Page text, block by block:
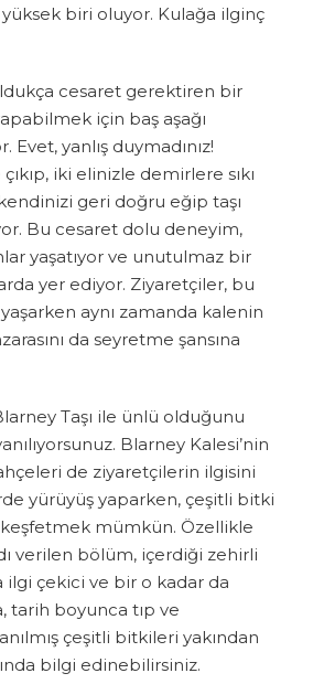
biri oluyor. Kulağa ilginç
cesaret gerektiren bir
için baş aşağı
yanlış duymadınız!
iki elinizle demirlere sıkı
geri doğru eğip taşı
Bu cesaret dolu deneyim,
yaşatıyor ve unutulmaz bir
yer ediyor. Ziyaretçiler, bu
yaşarken aynı zamanda kalenin
da seyretme şansına
Taşı ile ünlü olduğunu
Blarney Kalesi’nin
de ziyaretçilerin ilgisini
yürüyüş yaparken, çeşitli bitki
mümkün. Özellikle
verilen bölüm, içerdiği zehirli
çekici ve bir o kadar da
tarih boyunca tıp ve
çeşitli bitkileri yakından
bilgi edinebilirsiniz.